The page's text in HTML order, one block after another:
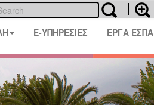
E-ΥΠΗΡΕΣΙΕΣ ΕΡΓΑ ΕΣΠΑ